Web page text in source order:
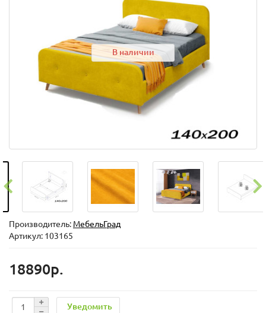
В наличии
Производитель: МебельГрад
Артикул: 103165
18890р.
Уведомить